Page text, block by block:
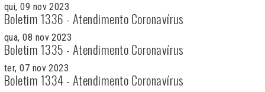
qui, 09 nov 2023
Boletim 1336 - Atendimento Coronavírus
qua, 08 nov 2023
Boletim 1335 - Atendimento Coronavírus
ter, 07 nov 2023
Boletim 1334 - Atendimento Coronavírus